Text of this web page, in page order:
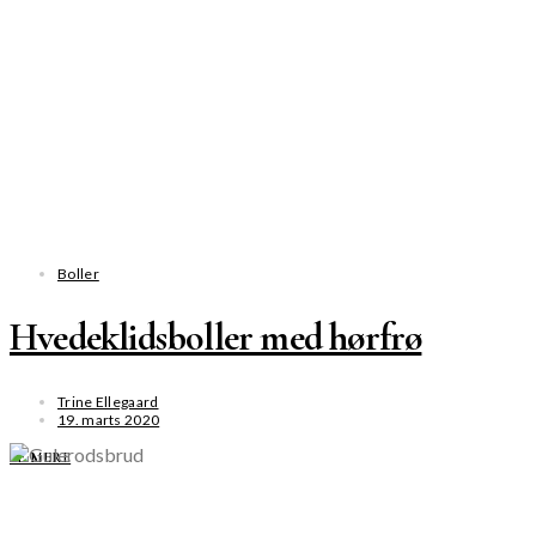
Boller
Hvedeklidsboller med hørfrø
Trine Ellegaard
19. marts 2020
SE MERE